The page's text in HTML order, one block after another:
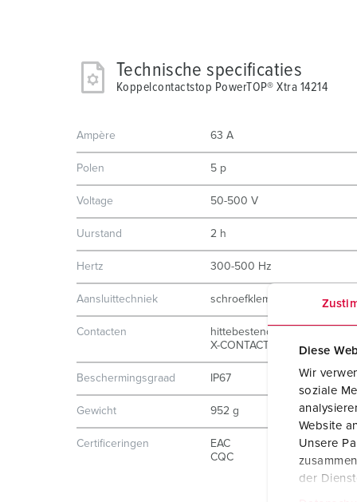
Diese
Wir
soziale
Website
Unsere
der
Technische specificaties
Koppelcontactstop PowerTOP® Xtra 14214
Ampère 63 A
Polen 5 p
Voltage 50-500 V
Uurstand 2 h
Hertz 300-500 Hz
Aansluittechniek schroefklemmen
Contacten
hittebestendig binnenwerk
X-CONTACT®
Beschermingsgraad IP67
Gewicht 952 g
Certificeringen
EAC
CQC